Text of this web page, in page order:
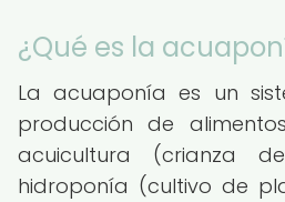
¿Qué es la
La acuaponía es un
producción de
acuicultura (crianza
hidroponía (cultivo de